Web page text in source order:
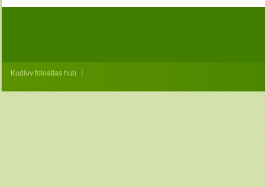
Kudluv fotoatlas hub